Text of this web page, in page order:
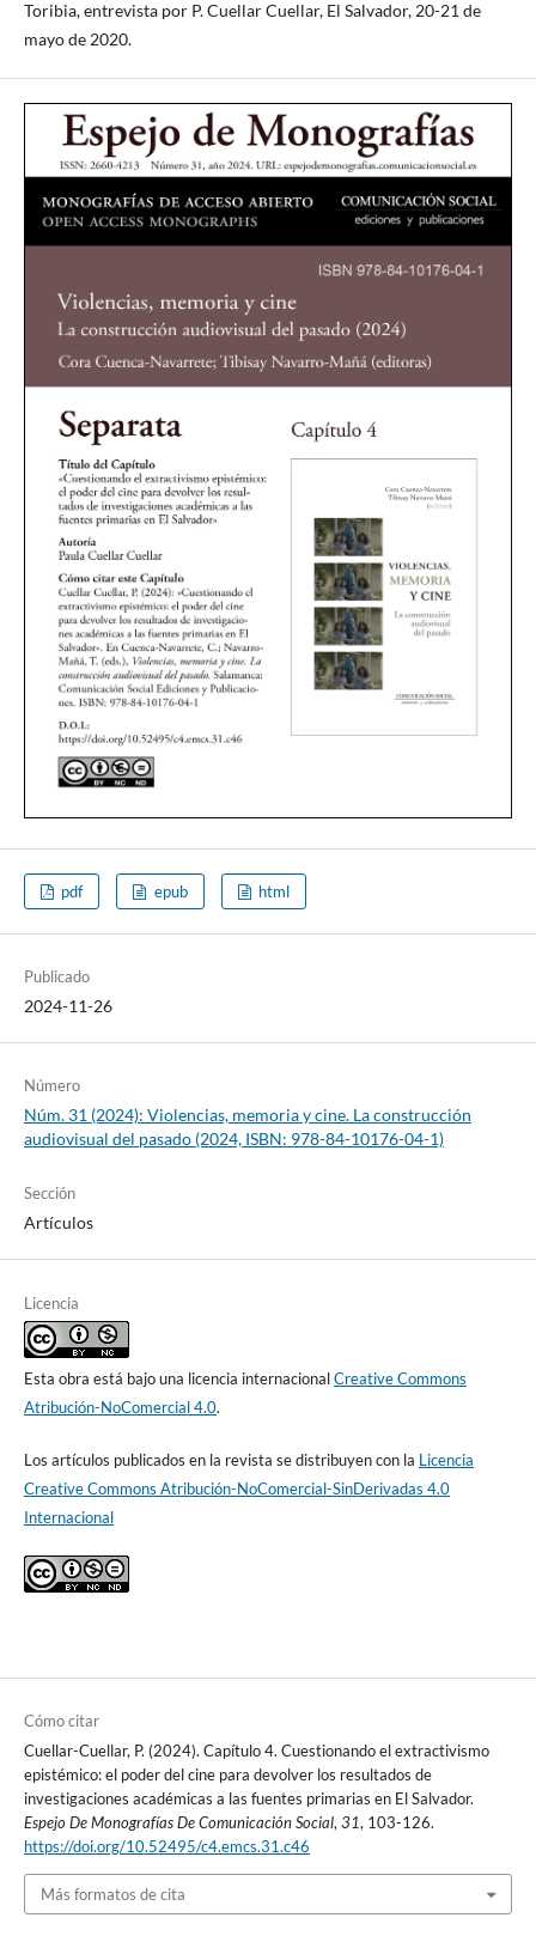
Toribia, entrevista por P. Cuellar Cuellar, El Salvador, 20-21 de
mayo de 2020.
pdf epub html
Publicado
2024-11-26
Número
Núm. 31 (2024): Violencias, memoria y cine. La construcción
audiovisual del pasado (2024, ISBN: 978-84-10176-04-1)
Sección
Artículos
Licencia
Esta obra está bajo una licencia internacionalCreative Commons
Atribución-NoComercial 4.0.
Los artículos publicados en la revista se distribuyen con la Licencia
Creative Commons Atribución-NoComercial-SinDerivadas 4.0
Internacional
Cómo citar
Cuellar-Cuellar, P. (2024). Capítulo 4. Cuestionando el extractivismo
epistémico: el poder del cine para devolver los resultados de
investigaciones académicas a las fuentes primarias en El Salvador.
Espejo De Monografías De Comunicación Social, 31, 103-126.
https://doi.org/10.52495/c4.emcs.31.c46
Más formatos de cita